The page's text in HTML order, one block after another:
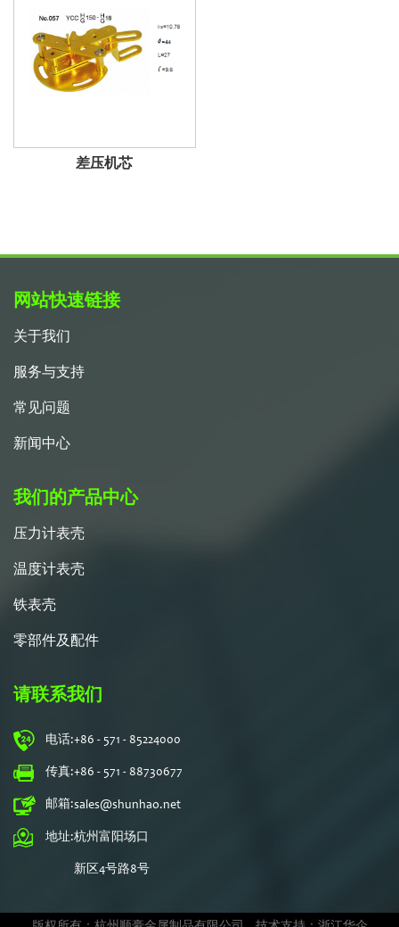
差压机芯
网站快速链接
关于我们
服务与支持
常见问题
新闻中心
我们的产品中心
压力计表壳
温度计表壳
铁表壳
零部件及配件
请联系我们
电话:+86 - 571 - 85224000
传真:+86 - 571 - 88730677
邮箱:sales@shunhao.net
地址:杭州富阳场口
新区4号路8号